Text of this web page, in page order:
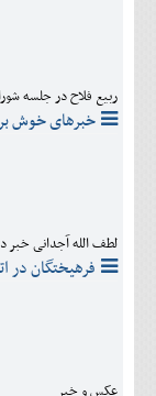
ربیع فلاح در جلسه
خبرهای خوش
لطف الله آجدانی خبر
فرهیختگان در